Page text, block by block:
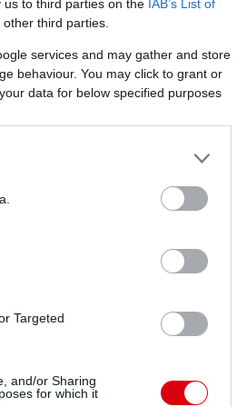
to third parties on the IAB’s List of
third parties.
services and may gather and store
behaviour. You may click to grant or
data for below specified purposes
Targeted
and/or Sharing
for which it
Altay